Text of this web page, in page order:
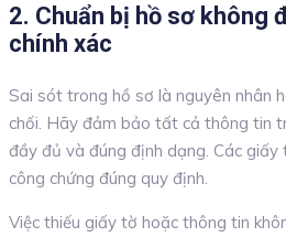
2. Chuẩn bị hồ sơ không
chính xác
Sai sót trong hồ sơ là nguyên nhân
chối. Hãy đảm bảo tất cả thông tin
đầy đủ và đúng định dạng. Các
công chứng đúng quy định.
Việc thiếu giấy tờ hoặc thông tin